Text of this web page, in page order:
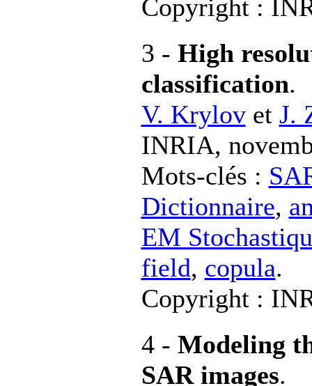
Copyright :
3 - High
classification.
V. Krylovet J.
INRIA,
Mots-clés :
Dictionnaire,
EM
field, copula.
Copyright :
4 - Modeling
SAR images.